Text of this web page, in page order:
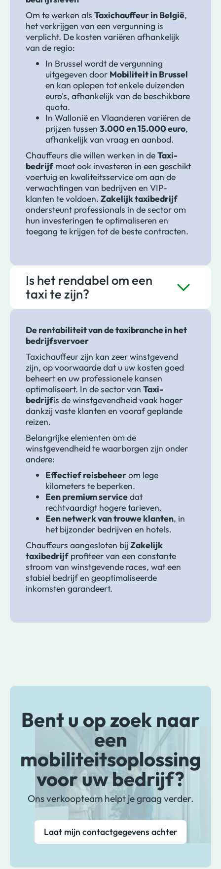
Om te werken alsTaxichauffeur in België,
het verkrijgen van een vergunning is
verplicht. De kosten variëren afhankelijk
van de regio:
In Brussel wordt de vergunning
uitgegeven door Mobiliteit in Brussel
en kan oplopen tot enkele duizenden
euro's, afhankelijk van de beschikbare
quota.
In Wallonië en Vlaanderen variëren de
prijzen tussen3.000 en 15.000 euro,
afhankelijk van vraag en aanbod.
Chauffeurs die willen werken in deTaxi-
bedrijfmoet ook investeren in een geschikt
voertuig en kwaliteitsservice om aan de
verwachtingen van bedrijven en VIP-
klanten te voldoen.Zakelijk taxibedrijf
ondersteunt professionals in de sector om
hun investeringen te optimaliseren en
toegang te krijgen tot de beste contracten.
Is het rendabel om een
taxi te zijn?
De rentabiliteit van de taxibranche in het
bedrijfsvervoer
Taxichauffeur zijn kan zeer winstgevend
zijn, op voorwaarde dat u uw kosten goed
beheert en uw professionele kansen
optimaliseert. In de sector vanTaxi-
bedrijfis de winstgevendheid vaak hoger
dankzij vaste klanten en vooraf geplande
reizen.
Belangrijke elementen om de
winstgevendheid te waarborgen zijn onder
andere:
Effectief reisbeheerom lege
kilometers te beperken.
Een premium servicedat
rechtvaardigt hogere tarieven.
Een netwerk van trouwe klanten, in
het bijzonder bedrijven en hotels.
Chauffeurs aangesloten bijZakelijk
taxibedrijfprofiteer van een constante
stroom van winstgevende races, wat een
stabiel bedrijf en geoptimaliseerde
inkomsten garandeert.
Bent u op zoek naar
een
mobiliteitsoplossing
voor uw bedrijf?
Ons verkoopteam helpt je graag verder.
Laat mijn contactgegevens achter